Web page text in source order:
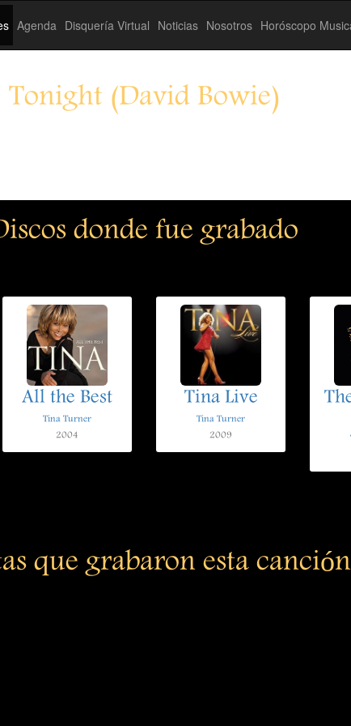
Agenda Disquería Virtual Noticias Nosotros Horóscopo
Tonight (David Bowie)
donde fue grabado
All the Best
Tina Turner
2004
Tina Live
Tina Turner
2009
que grabaron esta canción